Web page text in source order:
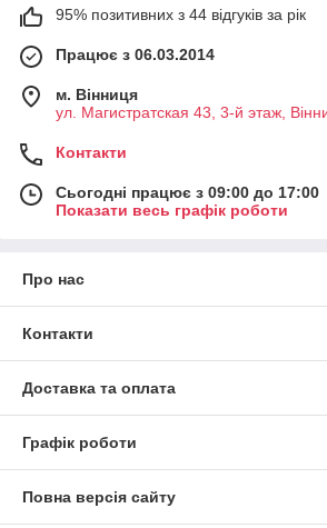
95% позитивних з 44 відгуків за рік
Працює з 06.03.2014
м. Вінниця
ул. Магистратская 43, 3-й этаж,
Контакти
Сьогодні працює з 09:00 до 17:00
Показати весь графік роботи
Про нас
Контакти
Доставка та оплата
Графік роботи
Повна версія сайту